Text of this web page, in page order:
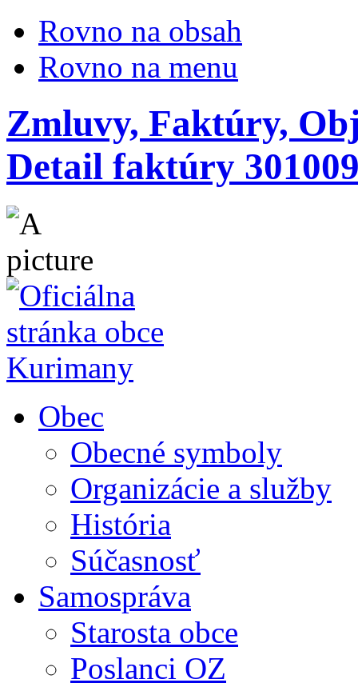
Rovno na obsah
Rovno na menu
Zmluvy, Faktúry,
Detail faktúry
Obec
Obecné symboly
Organizácie a služby
História
Súčasnosť
Samospráva
Starosta obce
Poslanci OZ